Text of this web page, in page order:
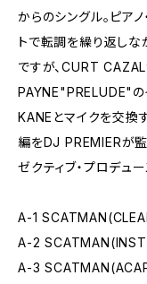
からのシングル。ピア
トで転調を繰り返し
ですが、CURT
PAYNE"PRELUDE"の
KANEとマイクを交換
編をDJ PREMIERが監
ゼクティブ・プロデュ
A-1
A-2
A-3